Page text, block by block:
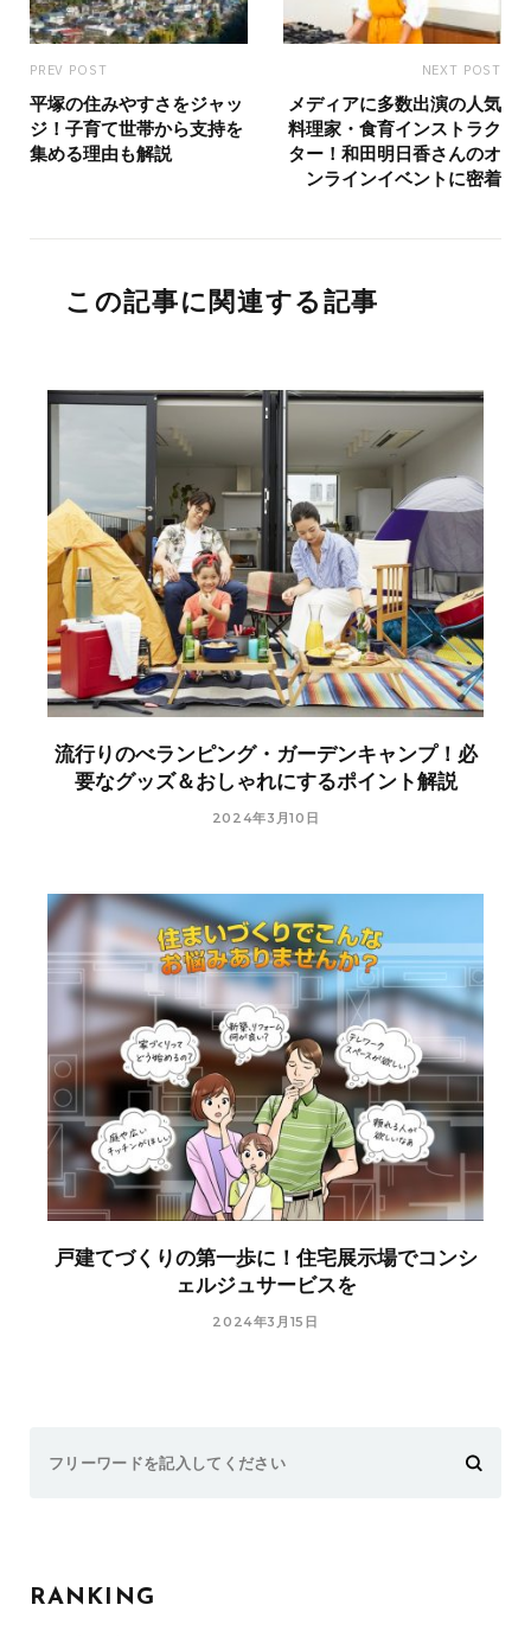
for:
RANKING
PREV POST
平塚の住みやすさをジャッ
ジ！子育て世帯から支持を
集める理由も解説
NEXT POST
メディアに多数出演の人気
料理家・食育インストラク
ター！和田明日香さんのオ
ンラインイベントに密着
この記事に関連する記事
戸建てづくりの第一歩に！住宅展示場でコンシ
ェルジュサービスを
2024年3月15日
流行りのべランピング・ガーデンキャンプ！必
要なグッズ＆おしゃれにするポイント解説
2024年3月10日